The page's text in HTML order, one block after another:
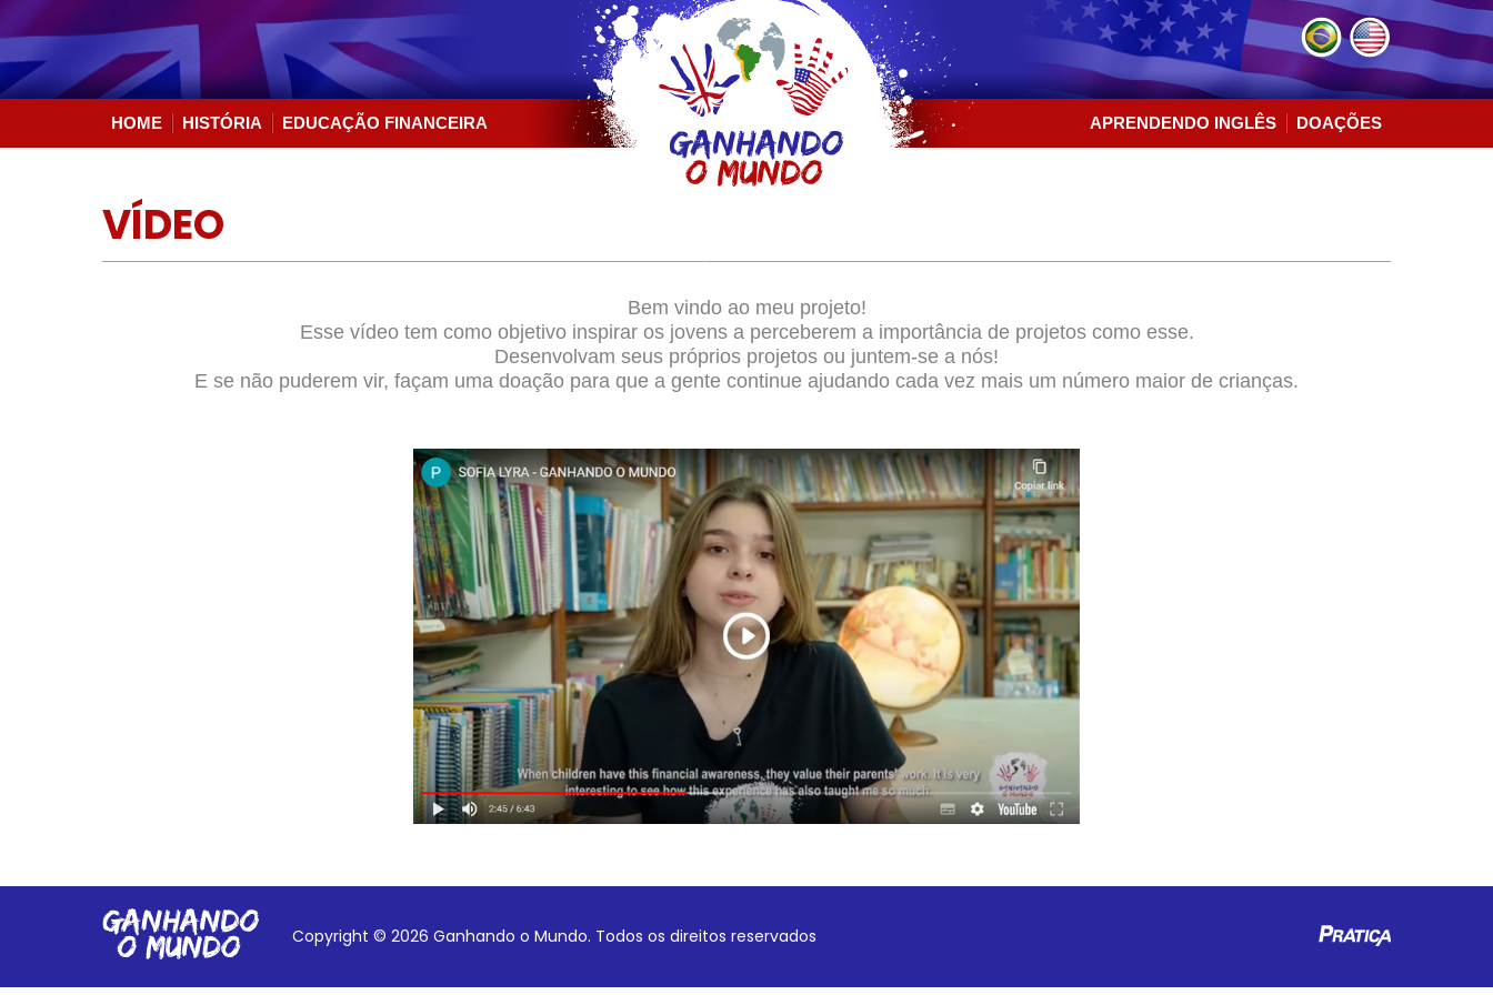
Mundo
HOME HISTÓRIA EDUCAÇÃO FINANCEIRA APRENDENDO INGLÊS DOAÇÕES
VÍDEO
Bem vindo ao meu projeto!
Esse vídeo tem como objetivo inspirar os jovens a perceberem a importância de projetos como esse.
Desenvolvam seus próprios projetos ou juntem-se a nós!
E se não puderem vir, façam uma doação para que a gente continue ajudando cada vez mais um número maior de crianças.
Copyright © 2026 Ganhando o Mundo. Todos os direitos reservados Pratica